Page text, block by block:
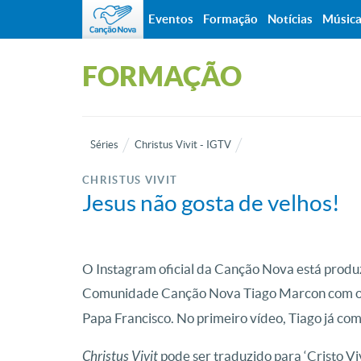
FORMAÇÃO
Séries Christus Vivit - IGTV
CHRISTUS VIVIT
Jesus não gosta de velhos!
O Instagram oficial da Canção Nova está
Comunidade Canção Nova Tiago Marcon com
Papa Francisco. No primeiro vídeo, Tiago já
Christus Vivit pode ser traduzido para ‘Cristo
Eventos Formação Notícias Música